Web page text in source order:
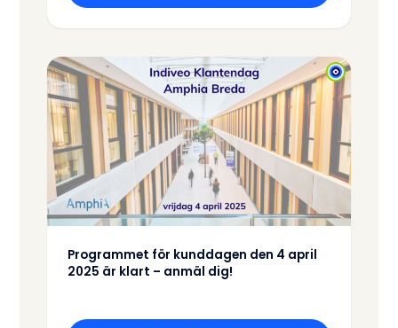
Programmet för kunddagen den 4 april
2025 är klart – anmäl dig!